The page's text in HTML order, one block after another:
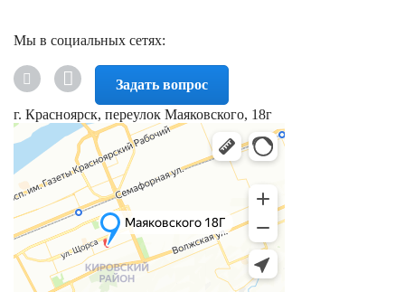
Мы в социальных сетях:
Задать вопрос
г. Красноярск, переулок Маяковского, 18г